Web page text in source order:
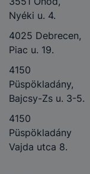
Nyéki u. 4.
4025 Debrecen,
Piac u. 19.
4150
Püspökladány,
Bajcsy-Zs u. 3-5.
4150
Püspökladány
Vajda utca 8.